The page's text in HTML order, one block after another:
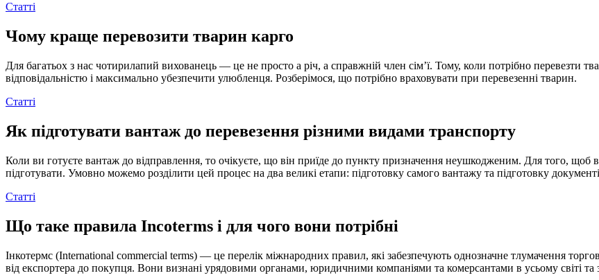
Статті
Чому краще перевозити тварин карго
Для багатьох з нас чотирилапий вихованець — це не просто а річ, а справжній член сім’ї. Тому, коли потрібно перевезти
відповідальністю і максимально убезпечити улюбленця. Розберімося, що потрібно враховувати при перевезенні тварин.
Статті
Як підготувати вантаж до перевезення різними видами транспорту
Коли ви готуєте вантаж до відправлення, то очікуєте, що він приїде до пункту призначення неушкодженим. Для того, щоб
підготувати. Умовно можемо розділити цей процес на два великі етапи: підготовку самого вантажу та підготовку
Статті
Що таке правила Incoterms і для чого вони потрібні
Інкотермс (International commercial terms) — це перелік міжнародних правил, які забезпечують однозначне тлумачення
від експортера до покупця. Вони визнані урядовими органами, юридичними компаніями та комерсантами в усьому світі та